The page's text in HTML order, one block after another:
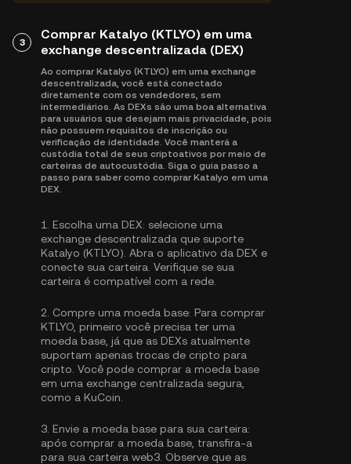
3
Comprar Katalyo (KTLYO) em uma
exchange descentralizada (DEX)
Ao comprar Katalyo (KTLYO) em uma exchange
descentralizada, você está conectado
diretamente com os vendedores, sem
intermediários. As DEXs são uma boa alternativa
para usuários que desejam mais privacidade, pois
não possuem requisitos de inscrição ou
verificação de identidade. Você manterá a
custódia total de seus criptoativos por meio de
carteiras de autocustódia. Siga o guia passo a
passo para saber como comprar Katalyo em uma
DEX.
1. Escolha uma DEX: selecione uma
exchange descentralizada que suporte
Katalyo (KTLYO). Abra o aplicativo da DEX e
conecte sua carteira. Verifique se sua
carteira é compatível com a rede.
2. Compre uma moeda base: Para comprar
KTLYO, primeiro você precisa ter uma
moeda base, já que as DEXs atualmente
suportam apenas trocas de cripto para
cripto. Você pode comprar a moeda base
em uma exchange centralizada segura,
como a KuCoin.
3. Envie a moeda base para sua carteira:
após comprar a moeda base, transfira-a
para sua carteira web3. Observe que as